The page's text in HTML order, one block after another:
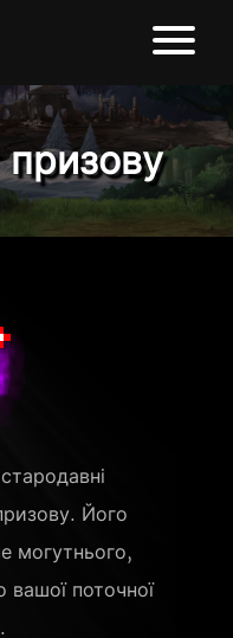
Його
могутнього,
поточної